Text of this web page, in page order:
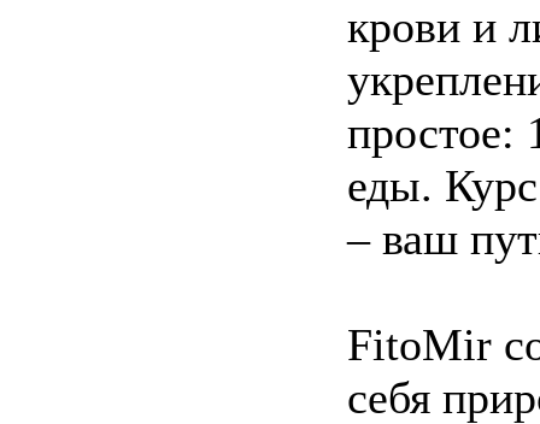
крови и
простое:
еды.
– ваш
FitoMir
себя